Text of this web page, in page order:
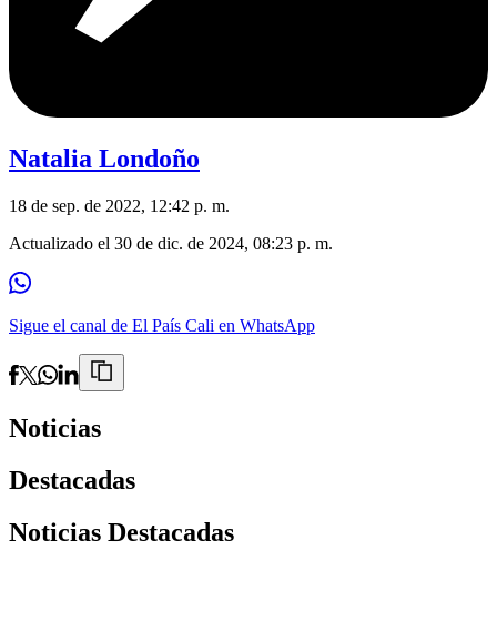
Natalia Londoño
18 de sep. de 2022, 12:42 p. m.
Actualizado el 30 de dic. de 2024, 08:23 p. m.
Sigue el canal de El País Cali en WhatsApp
Noticias
Destacadas
Noticias Destacadas